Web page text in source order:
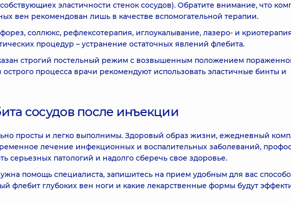
эластичности стенок сосудов). Обратите внимание, что
вен рекомендован лишь в качестве вспомогательной терапии.
соллюкс, рефлексотерапия, иглоукалывание, лазеро- и
процедур – устранение остаточных явлений флебита.
строгий постельный режим с возвышенным положением
процесса врачи рекомендуют использовать эластичные бинты и
сосудов после инъекции
просты и легко выполнимы. Здоровый образ жизни, ежедневный
лечение инфекционных и воспалительных заболеваний,
серьезных патологий и надолго сберечь свое здоровье.
помощь специалиста, запишитесь на прием удобным для вас
флебит глубоких вен ноги и какие лекарственные формы будут